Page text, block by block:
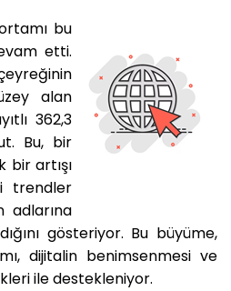
bu
etti.
alan
362,3
Bu, bir
bir artışı
trendler
adlarına
gösteriyor. Bu büyüme,
dijitalin benimsenmesi ve
ile destekleniyor.